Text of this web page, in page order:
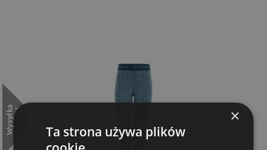
×
Ta strona używa plików